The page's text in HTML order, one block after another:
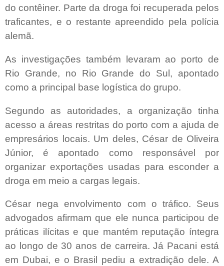
do contêiner. Parte da droga foi recuperada pelos
traficantes, e o restante apreendido pela polícia
alemã.
As investigações também levaram ao porto de
Rio Grande, no Rio Grande do Sul, apontado
como a principal base logística do grupo.
Segundo as autoridades, a organização tinha
acesso a áreas restritas do porto com a ajuda de
empresários locais. Um deles, César de Oliveira
Júnior, é apontado como responsável por
organizar exportações usadas para esconder a
droga em meio a cargas legais.
César nega envolvimento com o tráfico. Seus
advogados afirmam que ele nunca participou de
práticas ilícitas e que mantém reputação íntegra
ao longo de 30 anos de carreira. Já Pacani está
em Dubai, e o Brasil pediu a extradição dele. A